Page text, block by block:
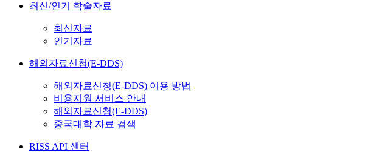
최신/인기 학술자료
최신자료
인기자료
해외자료신청(E-DDS)
해외자료신청(E-DDS) 이용 방법
비용지원 서비스 안내
해외자료신청(E-DDS)
중국대학 자료 검색
RISS API 센터